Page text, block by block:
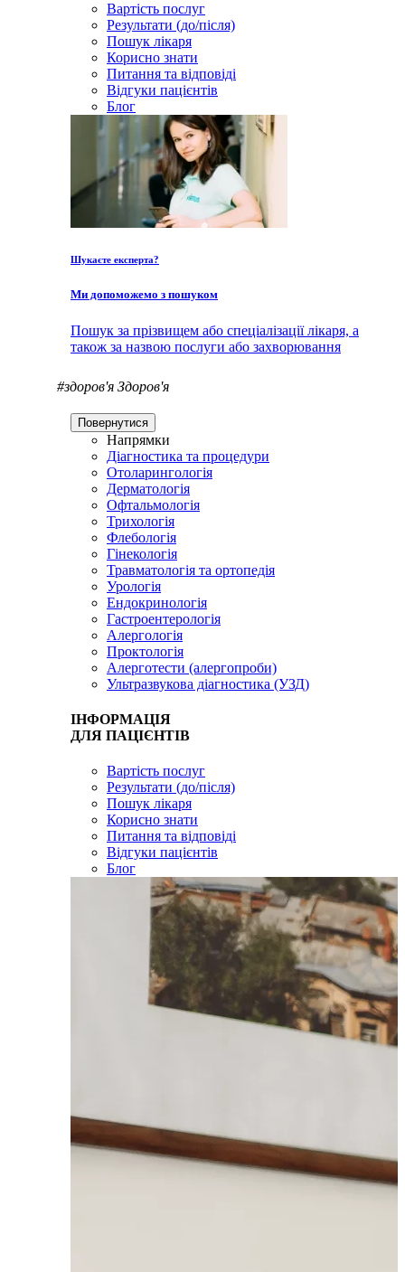
Вартість послуг
Результати (до/після)
Пошук лікаря
Корисно знати
Питання та відповіді
Відгуки пацієнтів
Блог
Шукаєте експерта?
Ми допоможемо з пошуком
Пошук за прізвищем або спеціалізації лікаря, а
також за назвою послуги або захворювання
#здоров'я Здоров'я
Повернутися
Напрямки
Діагностика та процедури
Отоларингологія
Дерматологія
Офтальмологія
Трихологія
Флебологія
Гінекологія
Травматологія та ортопедія
Урологія
Ендокринологія
Гастроентерологія
Алергологія
Проктологія
Алерготести (алергопроби)
Ультразвукова діагностика (УЗД)
ІНФОРМАЦІЯ
ДЛЯ ПАЦІЄНТІВ
Вартість послуг
Результати (до/після)
Пошук лікаря
Корисно знати
Питання та відповіді
Відгуки пацієнтів
Блог